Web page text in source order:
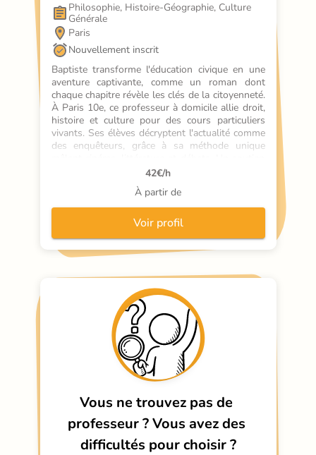
Philosophie, Histoire-Géographie, Culture
Générale
Paris
Nouvellement inscrit
Baptiste transforme l'éducation civique en une
aventure captivante, comme un roman dont
chaque chapitre révèle les clés de la citoyenneté.
À Paris 10e, ce professeur à domicile allie droit,
histoire et culture pour des cours particuliers
vivants. Ses élèves décryptent l'actualité comme
des enquêteurs, grâce à sa méthode unique
scolaire qui dépasse les manuels !
42€/h
À partir de
Voir profil
Vous ne trouvez pas de
professeur ? Vous avez des
difficultés pour choisir ?